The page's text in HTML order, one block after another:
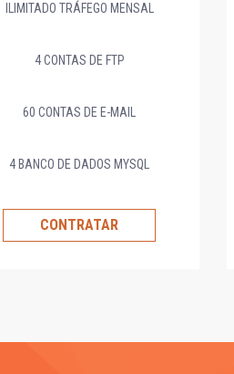
ILIMITADO TRÁFEGO MENSAL
4 CONTAS DE FTP
60 CONTAS DE E-MAIL
4 BANCO DE DADOS MYSQL
CONTRATAR